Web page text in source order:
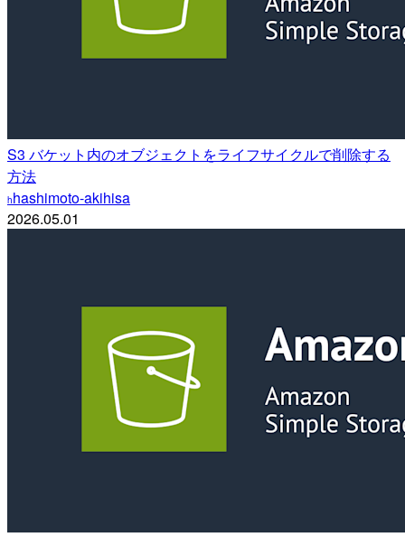
S3 バケット内のオブジェクトをライフサイクルで削除する
方法
hhashimoto-akihisa
2026.05.01